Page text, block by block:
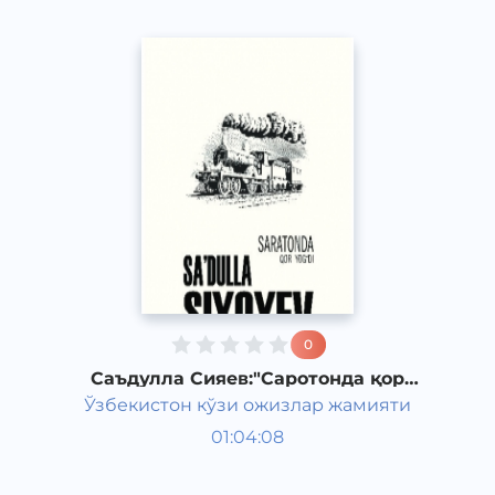
0
Саъдулла Сияев:"Саротонда қор
ёгди" рассказ, часть 15
Ўзбекистон кўзи ожизлар жамияти
01:04:08
Узбекская литература